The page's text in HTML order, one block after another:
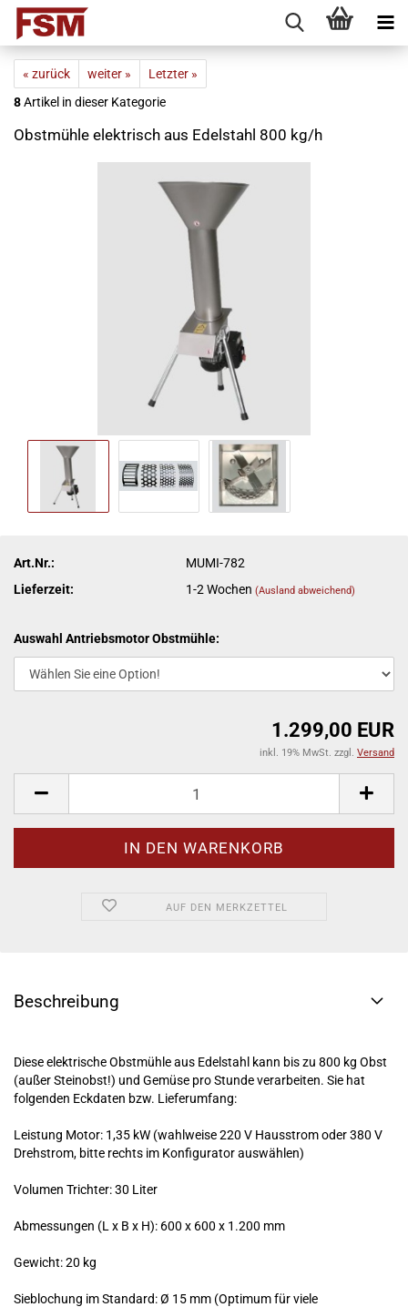
« zurück weiter »
Letzter »
8Artikel in dieser Kategorie
Obstmühle elektrisch aus Edelstahl 800 kg/h
Art.Nr.:
MUMI-782
Lieferzeit:
1-2 Wochen(Ausland abweichend)
Auswahl Antriebsmotor Obstmühle:
1.299,00 EUR
inkl. 19% MwSt. zzgl. Versand
AUF DEN MERKZETTEL
Beschreibung
Diese elektrische Obstmühle aus Edelstahl kann bis zu 800 kg Obst
(außer Steinobst!) und Gemüse pro Stunde verarbeiten. Sie hat
folgenden Eckdaten bzw. Lieferumfang:
Leistung Motor: 1,35 kW (wahlweise 220 V Hausstrom oder 380 V
Drehstrom, bitte rechts im Konfigurator auswählen)
Volumen Trichter: 30 Liter
Abmessungen (L x B x H): 600 x 600 x 1.200 mm
Gewicht: 20 kg
Sieblochung im Standard: Ø 15 mm (Optimum für viele